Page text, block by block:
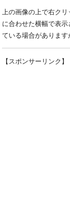
上の画像の上で右ク
に合わせた横幅で表
ている場合があります
【スポンサーリンク】